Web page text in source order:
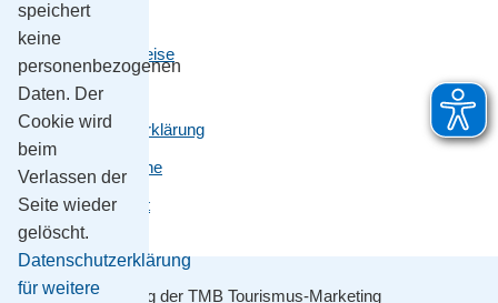
speichert
keine
personenbezogenen
Daten. Der
Cookie wird
beim
Verlassen der
Seite wieder
gelöscht.
Datenschutzerklärung
für weitere
Kontakt & Anreise
Impressum
Datenschutzerklärung
Leichte Sprache
Barrierefreiheit
Mit Unterstützung der TMB Tourismus-Marketing